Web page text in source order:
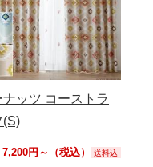
ナッツ コーストラ
(S)
7,200円～（税込） 送料込